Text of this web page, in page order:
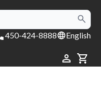
450-424-8888 English